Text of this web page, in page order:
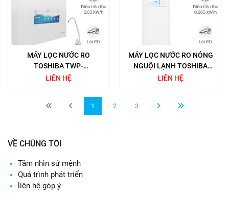
MÁY LỌC NƯỚC RO
TOSHIBA TWP-
N1686UV(W1) 3 LÕI
LIÊN HỆ
MÁY LỌC NƯỚC RO NÓNG
NGUỘI LẠNH TOSHIBA
TWP-W1643SV(W) 4 LÕI
LIÊN HỆ
1 2 3
VỀ CHÚNG TÔI
Tầm nhìn sứ mệnh
Quá trình phát triển
liên hệ góp ý